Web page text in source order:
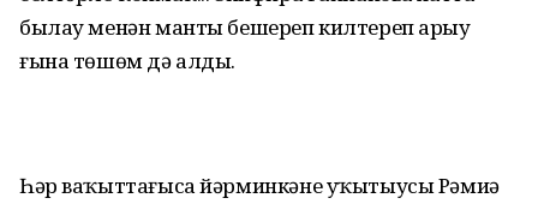
былау менән манты бешереп килтереп арыу
ғына төшөм дә алды.
Һәр ваҡыттағыса йәрминкәне уҡытыусы Рәмиҙә